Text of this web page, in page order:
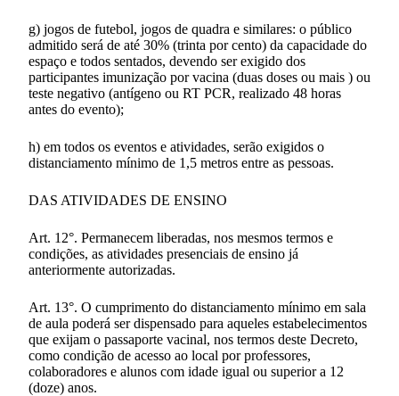
g) jogos de futebol, jogos de quadra e similares: o público
admitido será de até 30% (trinta por cento) da capacidade do
espaço e todos sentados, devendo ser exigido dos
participantes imunização por vacina (duas doses ou mais ) ou
teste negativo (antígeno ou RT PCR, realizado 48 horas
antes do evento);
h) em todos os eventos e atividades, serão exigidos o
distanciamento mínimo de 1,5 metros entre as pessoas.
DAS ATIVIDADES DE ENSINO
Art. 12°. Permanecem liberadas, nos mesmos termos e
condições, as atividades presenciais de ensino já
anteriormente autorizadas.
Art. 13°. O cumprimento do distanciamento mínimo em sala
de aula poderá ser dispensado para aqueles estabelecimentos
que exijam o passaporte vacinal, nos termos deste Decreto,
como condição de acesso ao local por professores,
colaboradores e alunos com idade igual ou superior a 12
(doze) anos.